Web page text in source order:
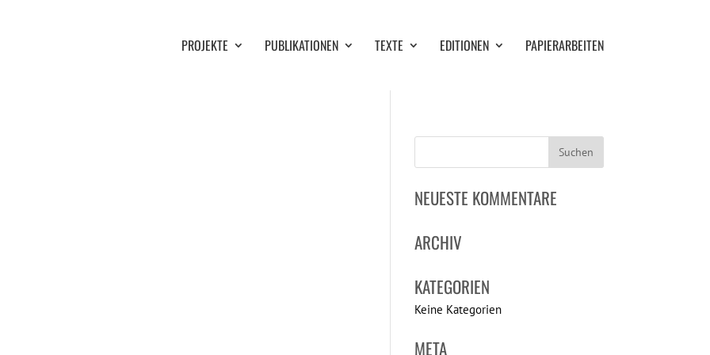
PROJEKTE PUBLIKATIONEN TEXTE EDITIONEN PAPIERARBEITEN
NEUESTE KOMMENTARE
ARCHIV
KATEGORIEN
Keine Kategorien
META